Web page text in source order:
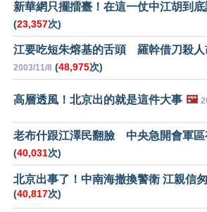
新華網只擺擂臺！在這一仗中江胡到
(23,357次)
江要吃短朱熔基的舌頭 羅幹借刀殺人
2003/11/8 (48,975次)
高層透風！北京出的就是這件大事 🖼️
老布什跟江澤民翻臉 中央急開會軍區
(40,031次)
北京出事了！中南海撤換警衛 江親信
(40,817次)